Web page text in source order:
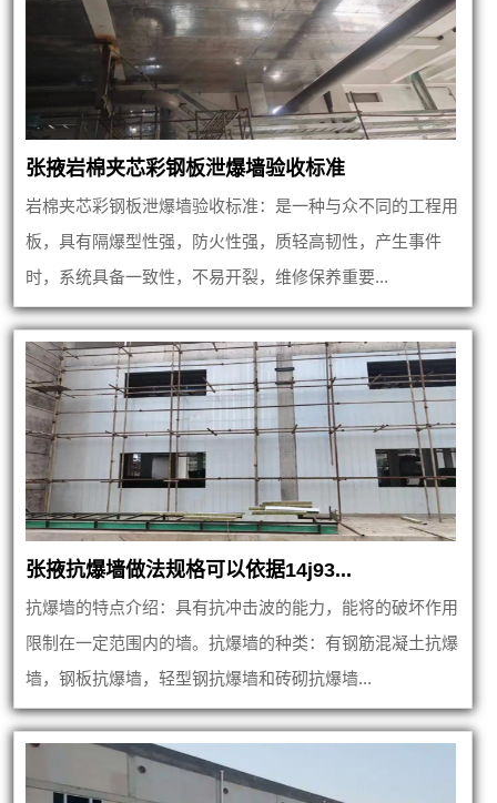
张掖岩棉夹芯彩钢板泄爆墙验收标准
岩棉夹芯彩钢板泄爆墙验收标准：是一种与众不同的工程用
板，具有隔爆型性强，防火性强，质轻高韧性，产生事件
时，系统具备一致性，不易开裂，维修保养重要...
张掖抗爆墙做法规格可以依据14j93...
抗爆墙的特点介绍：具有抗冲击波的能力，能将的破坏作用
限制在一定范围内的墙。抗爆墙的种类：有钢筋混凝土抗爆
墙，钢板抗爆墙，轻型钢抗爆墙和砖砌抗爆墙...